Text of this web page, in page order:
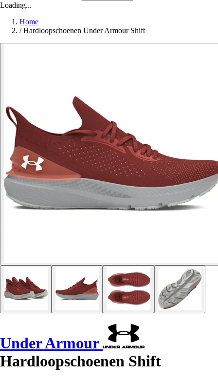
Loading...
Home
/ Hardloopschoenen Under Armour Shift
Under Armour
Hardloopschoenen Shift